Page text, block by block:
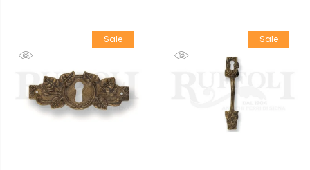
Sale Sale